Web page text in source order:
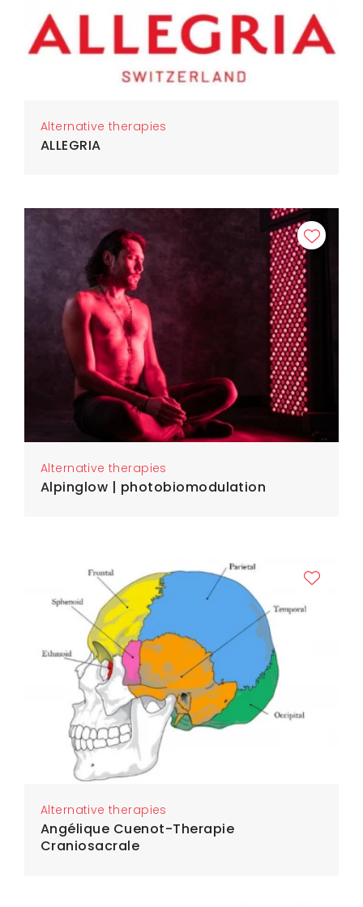
Alternative therapies
ALLEGRIA
Alternative therapies
Alpinglow | photobiomodulation
Alternative therapies
Angélique Cuenot-Therapie
Craniosacrale